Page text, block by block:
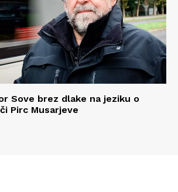
Sove brez dlake na jeziku o
Pirc Musarjeve